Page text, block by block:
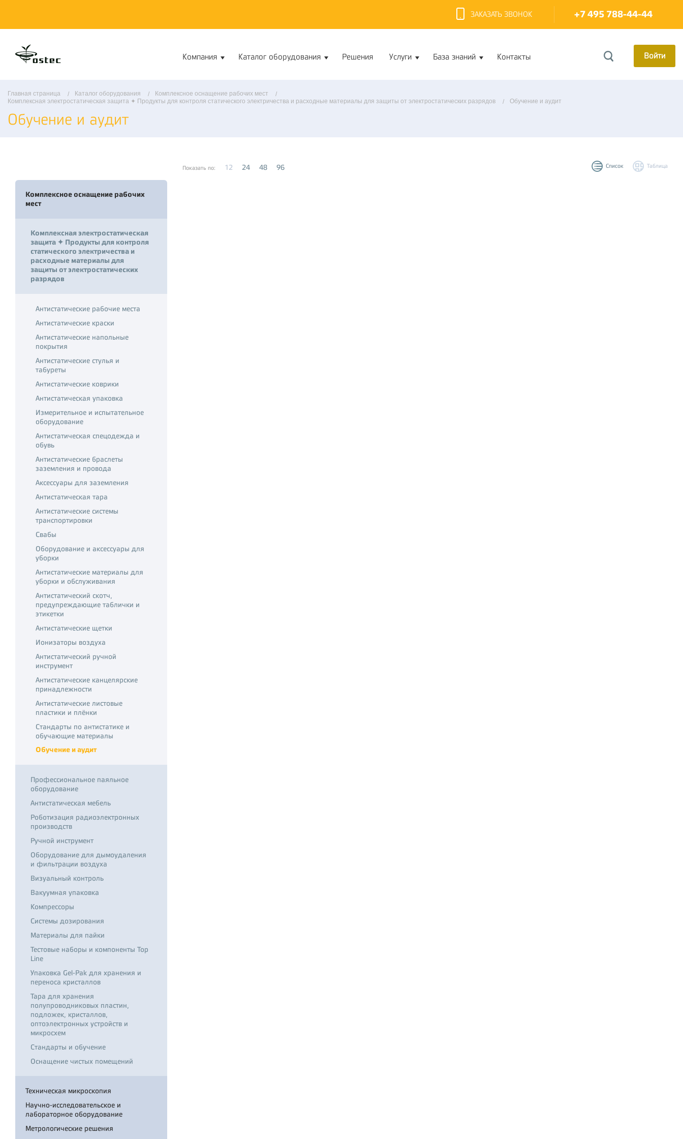
ЗАКАЗАТЬ ЗВОНОК +7 495 788-44-44
Компания Каталог оборудования Решения Услуги База знаний Контакты Войти
Главная страница Каталог оборудования
Комплексное оснащение рабочих мест
Комплексная электростатическая защита ✦ Продукты для контроля статического электричества и расходные материалы для защиты от электростатических разрядов
Обучение и аудит
Обучение и аудит
Показать по: 12 24 48 96 Список Таблица
Комплексное оснащение рабочих
мест
Комплексная электростатическая
защита ✦ Продукты для контроля
статического электричества и
расходные материалы для
защиты от электростатических
разрядов
Антистатические рабочие места
Антистатические краски
Антистатические напольные
покрытия
Антистатические стулья и
табуреты
Антистатические коврики
Антистатическая упаковка
Измерительное и испытательное
оборудование
Антистатическая спецодежда и
обувь
Антистатические браслеты
заземления и провода
Аксессуары для заземления
Антистатическая тара
Антистатические системы
транспортировки
Свабы
Оборудование и аксессуары для
уборки
Антистатические материалы для
уборки и обслуживания
Антистатический скотч,
предупреждающие таблички и
этикетки
Антистатические щетки
Ионизаторы воздуха
Антистатический ручной
инструмент
Антистатические канцелярские
принадлежности
Антистатические листовые
пластики и плёнки
Стандарты по антистатике и
обучающие материалы
Обучение и аудит
Профессиональное паяльное
оборудование
Антистатическая мебель
Роботизация радиоэлектронных
производств
Ручной инструмент
Оборудование для дымоудаления
и фильтрации воздуха
Визуальный контроль
Вакуумная упаковка
Компрессоры
Системы дозирования
Материалы для пайки
Тестовые наборы и компоненты Top
Line
Упаковка Gel-Pak для хранения и
переноса кристаллов
Тара для хранения
полупроводниковых пластин,
подложек, кристаллов,
оптоэлектронных устройств и
микросхем
Стандарты и обучение
Оснащение чистых помещений
Техническая микроскопия
Научно-исследовательское и
лабораторное оборудование
Метрологические решения